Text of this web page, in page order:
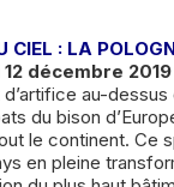
CIEL : LA
décembre
au-
du bison
le continent. Ce
en pleine